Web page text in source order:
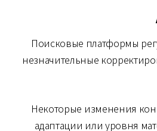
Поисковые платформы
незначительные
Некоторые изменения
адаптации или уровня